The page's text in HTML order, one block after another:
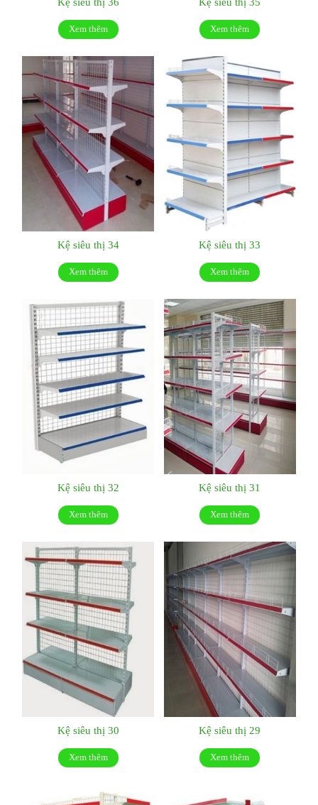
Xem thêm Xem thêm
Kệ siêu thị 34
Xem thêm
Kệ siêu thị 33
Xem thêm
Kệ siêu thị 32
Xem thêm
Kệ siêu thị 31
Xem thêm
Kệ siêu thị 30
Xem thêm
Kệ siêu thị 29
Xem thêm